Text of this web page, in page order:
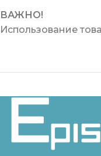
ВАЖНО!
Использование